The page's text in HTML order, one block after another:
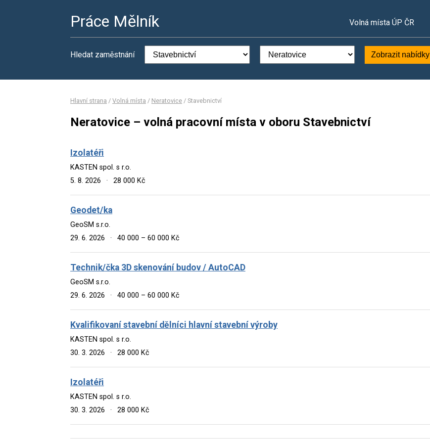
Práce Mělník Volná místa ÚP ČR
Hledat zaměstnání Zobrazit nabídky
Hlavní strana / Volná místa / Neratovice / Stavebnictví
Neratovice – volná pracovní místa v oboru Stavebnictví
Izolatéři
KASTEN spol. s r.o.
5. 8. 2026
· 28 000 Kč
Geodet/ka
GeoSM s.r.o.
29. 6. 2026
· 40 000 – 60 000 Kč
Technik/čka 3D skenování budov / AutoCAD
GeoSM s.r.o.
29. 6. 2026
· 40 000 – 60 000 Kč
Kvalifikovaní stavební dělníci hlavní stavební výroby
KASTEN spol. s r.o.
30. 3. 2026
· 28 000 Kč
Izolatéři
KASTEN spol. s r.o.
30. 3. 2026
· 28 000 Kč